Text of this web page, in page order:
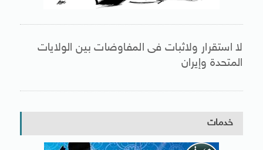
لا استقرار ولاثبات فى المفاوضات بين الولايات
المتحدة وإيران
خدمات